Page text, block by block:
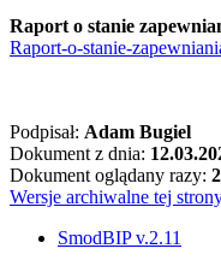
Raport o stanie
Raport-o-stanie-
Podpisał: Adam Bugiel
Dokument z dnia:
Dokument oglądany razy:
Wersje archiwalne tej
SmodBIP v.2.11